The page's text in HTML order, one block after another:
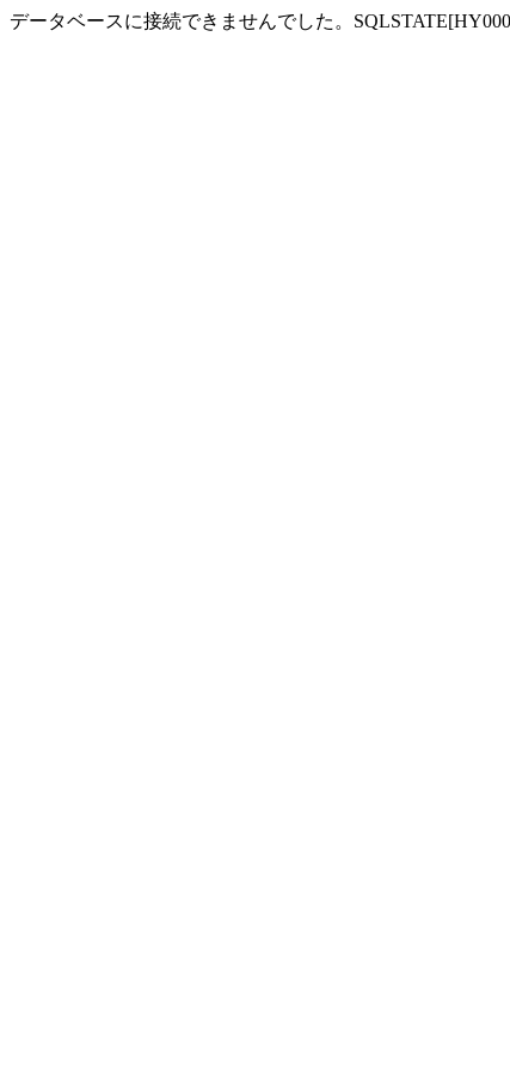
データベースに接続できませんでした。SQLSTATE[HY000]